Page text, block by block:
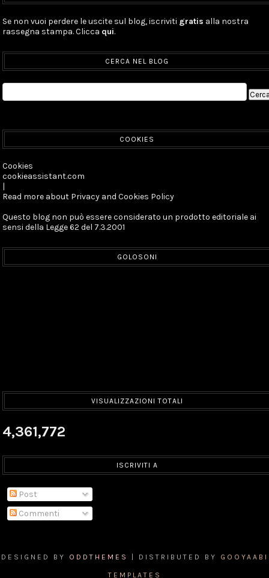
Se non vuoi perdere le uscite sul blog, iscriviti gratis alla nostra
rassegna stampa. Clicca qui.
CERCA NEL BLOG
COOKIES
Cookies
cookieassistant.com
|
Read more about Privacy and Cookies Policy
Questo blog non può essere considerato un prodotto editoriale ai
sensi della Legge 62 del 7.3.2001
GOLOSONI
VISUALIZZAZIONI TOTALI
4,361,772
ISCRIVITI A
Post
Commenti
DESIGNED BY ODDTHEMES | DISTRIBUTED BY GOOYAABI
TEMPLATES